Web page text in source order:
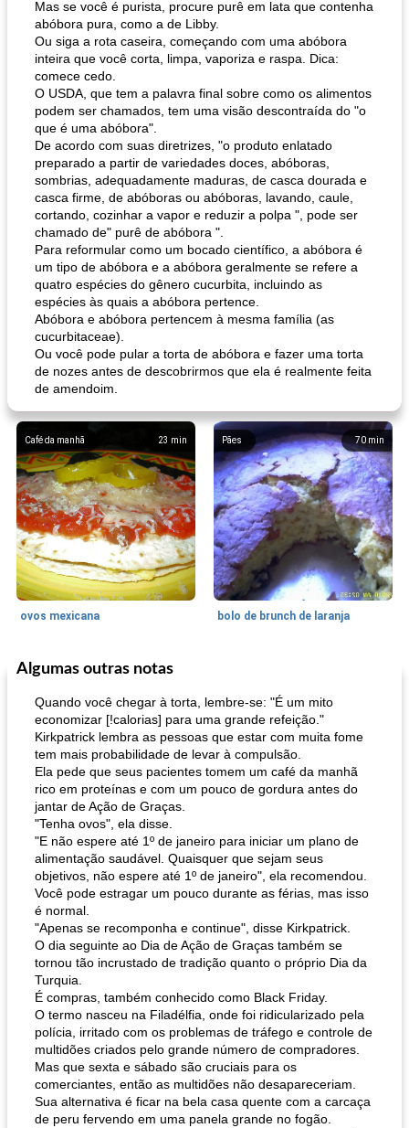
Mas se você é purista, procure purê em lata que contenha
abóbora pura, como a de Libby.
Ou siga a rota caseira, começando com uma abóbora
inteira que você corta, limpa, vaporiza e raspa. Dica:
comece cedo.
O USDA, que tem a palavra final sobre como os alimentos
podem ser chamados, tem uma visão descontraída do "o
que é uma abóbora".
De acordo com suas diretrizes, "o produto enlatado
preparado a partir de variedades doces, abóboras,
sombrias, adequadamente maduras, de casca dourada e
casca firme, de abóboras ou abóboras, lavando, caule,
cortando, cozinhar a vapor e reduzir a polpa ", pode ser
chamado de" purê de abóbora ".
Para reformular como um bocado científico, a abóbora é
um tipo de abóbora e a abóbora geralmente se refere a
quatro espécies do gênero cucurbita, incluindo as
espécies às quais a abóbora pertence.
Abóbora e abóbora pertencem à mesma família (as
cucurbitaceae).
Ou você pode pular a torta de abóbora e fazer uma torta
de nozes antes de descobrirmos que ela é realmente feita
de amendoim.
23 min
Café da manhã
ovos mexicana
70 min
Pães
bolo de brunch de laranja
130min
Pães De Fermento
pão plano (out)
Algumas outras notas
Quando você chegar à torta, lembre-se: "É um mito
economizar [!calorias] para uma grande refeição."
Kirkpatrick lembra as pessoas que estar com muita fome
tem mais probabilidade de levar à compulsão.
Ela pede que seus pacientes tomem um café da manhã
rico em proteínas e com um pouco de gordura antes do
jantar de Ação de Graças.
"Tenha ovos", ela disse.
"E não espere até 1º de janeiro para iniciar um plano de
alimentação saudável. Quaisquer que sejam seus
objetivos, não espere até 1º de janeiro", ela recomendou.
Você pode estragar um pouco durante as férias, mas isso
é normal.
"Apenas se recomponha e continue", disse Kirkpatrick.
O dia seguinte ao Dia de Ação de Graças também se
tornou tão incrustado de tradição quanto o próprio Dia da
Turquia.
É compras, também conhecido como Black Friday.
O termo nasceu na Filadélfia, onde foi ridicularizado pela
polícia, irritado com os problemas de tráfego e controle de
multidões criados pelo grande número de compradores.
Mas que sexta e sábado são cruciais para os
comerciantes, então as multidões não desapareceriam.
Sua alternativa é ficar na bela casa quente com a carcaça
de peru fervendo em uma panela grande no fogão.